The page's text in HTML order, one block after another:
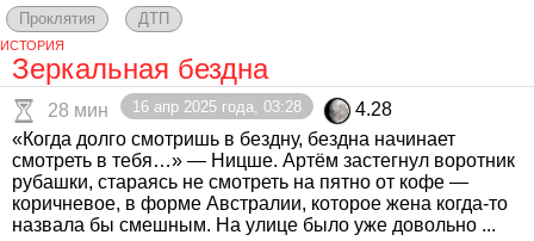
Проклятия ДТП
ИСТОРИЯ
Зеркальная бездна
28 мин 16 апр 2025 года, 03:28
4.28
«Когда долго смотришь в бездну, бездна начинает
смотреть в тебя…» — Ницше. Артём застегнул воротник
рубашки, стараясь не смотреть на пятно от кофе —
коричневое, в форме Австралии, которое жена когда-то
назвала бы смешным. На улице было уже довольно ...